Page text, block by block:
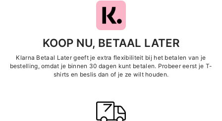
KOOP NU, BETAAL LATER
Klarna Betaal Later geeft je extra flexibiliteit bij het betalen van je
bestelling, omdat je binnen 30 dagen kunt betalen. Probeer eerst je T-
shirts en beslis dan of je ze wilt houden.